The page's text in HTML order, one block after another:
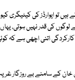
تو ایوارڈز کی کیٹیگری
کی قدر نہیں ہوتی،
اتنی اچھی ہے کہ
کے سامنے بے روزگار